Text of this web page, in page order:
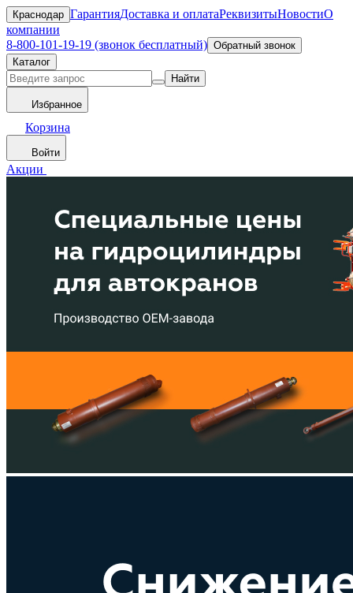
Краснодар ГарантияДоставка и оплатаРеквизитыНовостиО
компании
8-800-101-19-19 (звонок бесплатный) Обратный звонок
Каталог
Найти
Избранное
Корзина
Войти
Акции